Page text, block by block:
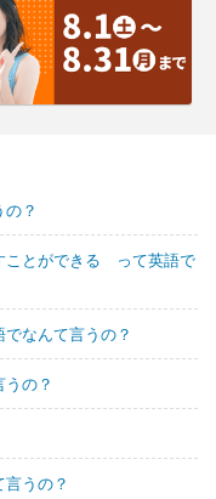
？
ことができる って英語で
なんて言うの？
の？
うの？